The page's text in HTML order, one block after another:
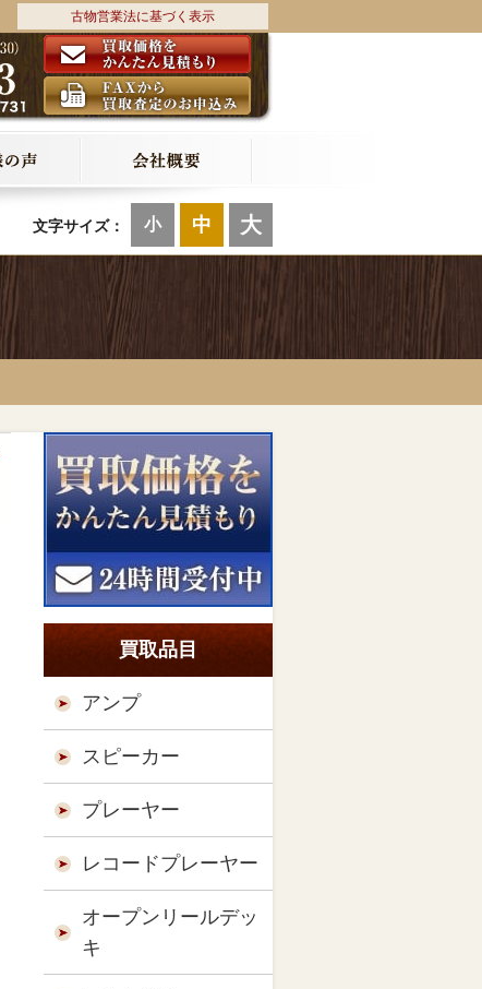
古物営業法に基づく表示
文字サイズ： 小 中 大
買取品目
アンプ
スピーカー
プレーヤー
レコードプレーヤー
オープンリールデッ
キ